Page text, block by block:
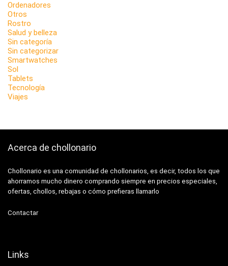
Ordenadores
Otros
Rostro
Salud y belleza
Sin categoría
Sin categorizar
Smartwatches
Sol
Tablets
Tecnología
Viajes
Acerca de chollonario
Chollonario es una comunidad de chollonarios, es decir, todos los que
ahorramos mucho dinero comprando siempre en precios especiales,
ofertas, chollos, rebajas o cómo prefieras llamarlo
Contactar
Links